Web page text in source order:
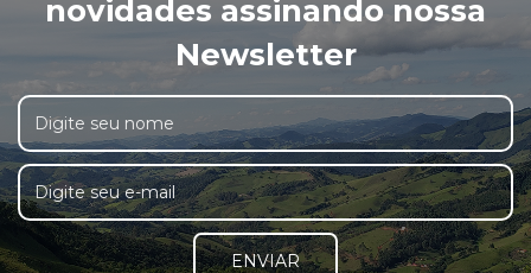
novidades assinando nossa
Newsletter
ENVIAR